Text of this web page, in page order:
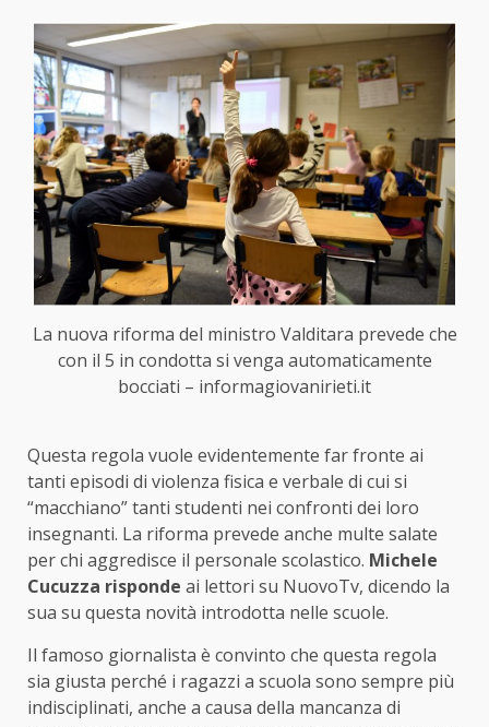
La nuova riforma del ministro Valditara prevede che
con il 5 in condotta si venga automaticamente
bocciati – informagiovanirieti.it
Questa regola vuole evidentemente far fronte ai
tanti episodi di violenza fisica e verbale di cui si
“macchiano” tanti studenti nei confronti dei loro
insegnanti. La riforma prevede anche multe salate
per chi aggredisce il personale scolastico. Michele
Cucuzza risponde ai lettori su NuovoTv, dicendo la
sua su questa novità introdotta nelle scuole.
Il famoso giornalista è convinto che questa regola
sia giusta perché i ragazzi a scuola sono sempre più
indisciplinati, anche a causa della mancanza di